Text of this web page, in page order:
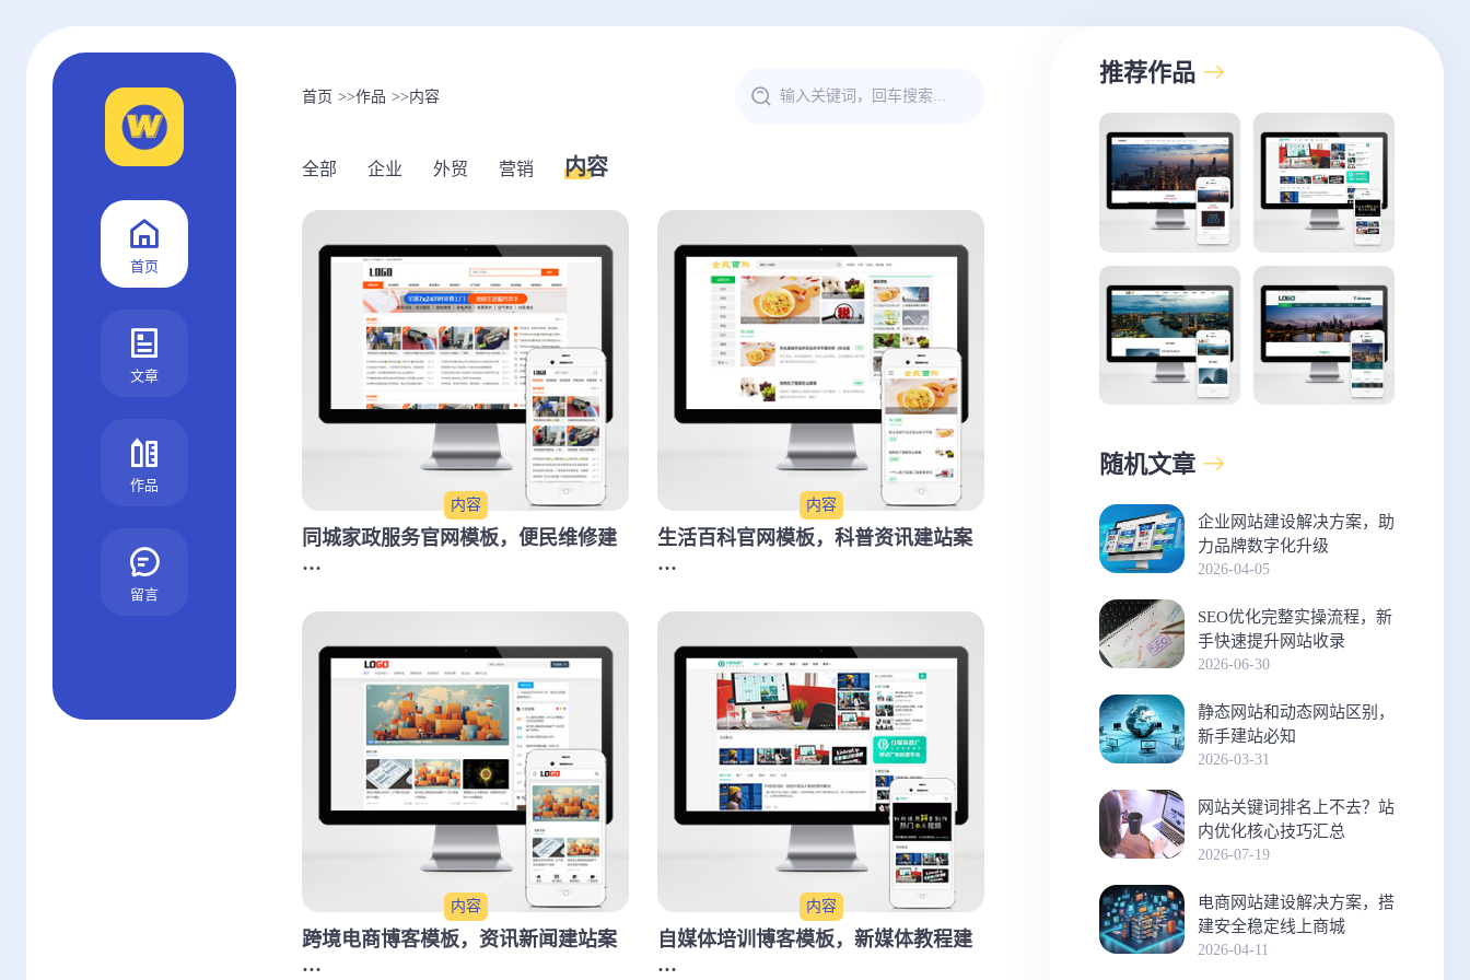
首页
文章
作品
留言
首页 >>作品 >>内容
全部 企业 外贸 营销 内容
内容
同城家政服务官网模板，便民维修建
···
内容
生活百科官网模板，科普资讯建站案
···
内容
跨境电商博客模板，资讯新闻建站案
···
内容
自媒体培训博客模板，新媒体教程建
···
推荐作品
随机文章
企业网站建设解决方案，助
力品牌数字化升级
2026-04-05
SEO优化完整实操流程，新
手快速提升网站收录
2026-06-30
静态网站和动态网站区别，
新手建站必知
2026-03-31
网站关键词排名上不去？站
内优化核心技巧汇总
2026-07-19
电商网站建设解决方案，搭
建安全稳定线上商城
2026-04-11